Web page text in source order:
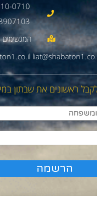
0710
052-8907103
ראשונים את שבתון